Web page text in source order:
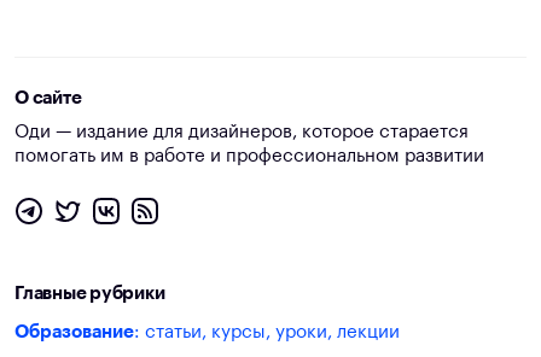
О сайте
Оди — издание для дизайнеров, которое старается
помогать им в работе и профессиональном развитии
Главные рубрики
Образование: статьи, курсы, уроки, лекции